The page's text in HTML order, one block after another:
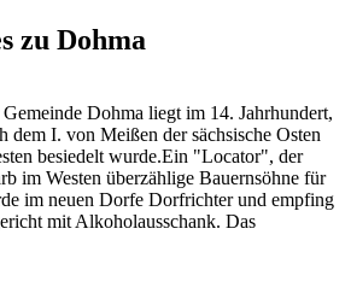
zu Dohma
Dohma liegt im 14. Jahrhundert,
dem I. von Meißen der sächsische Osten
besiedelt wurde.Ein "Locator", der
im Westen überzählige Bauernsöhne für
im neuen Dorfe Dorfrichter und empfing
mit Alkoholausschank. Das